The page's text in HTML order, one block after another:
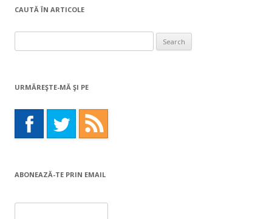
CAUTĂ ÎN ARTICOLE
for:
URMĂREŞTE-MĂ ŞI PE
ABONEAZĂ-TE PRIN EMAIL